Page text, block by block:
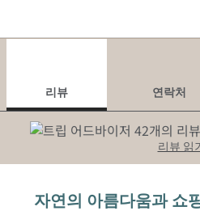
리뷰 연락처
리뷰 읽
자연의 아름다움과 쇼